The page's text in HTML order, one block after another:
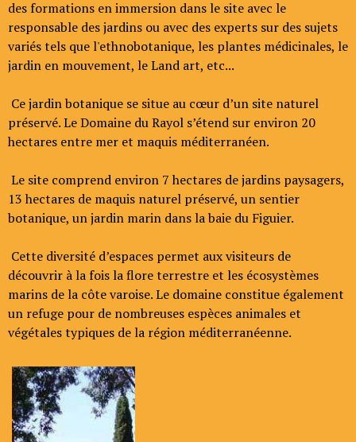
des formations en immersion dans le site avec le
responsable des jardins ou avec des experts sur des sujets
variés tels que l'ethnobotanique, les plantes médicinales, le
jardin en mouvement, le Land art, etc...
Ce jardin botanique se situe au cœur d’un site naturel
préservé. Le Domaine du Rayol s’étend sur environ 20
hectares entre mer et maquis méditerranéen.
Le site comprend environ 7 hectares de jardins paysagers,
13 hectares de maquis naturel préservé, un sentier
botanique, un jardin marin dans la baie du Figuier.
Cette diversité d’espaces permet aux visiteurs de
découvrir à la fois la flore terrestre et les écosystèmes
marins de la côte varoise. Le domaine constitue également
un refuge pour de nombreuses espèces animales et
végétales typiques de la région méditerranéenne.